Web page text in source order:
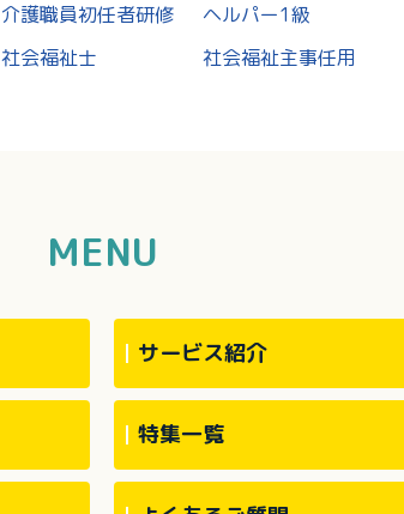
介護職員初任者研修 ヘルパー1級
社会福祉士 社会福祉主事任用
MENU
サービス紹介
特集一覧